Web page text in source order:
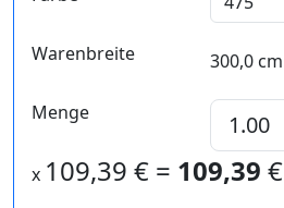
Warenbreite 300,0 cm
Menge
x 109,39 € = 109,39 €